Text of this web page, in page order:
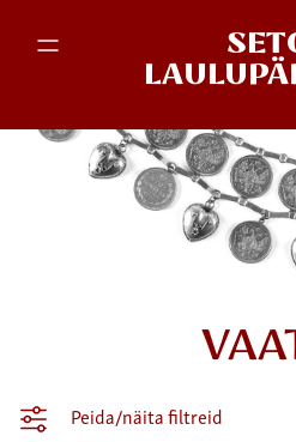
Peida/näita filtreid